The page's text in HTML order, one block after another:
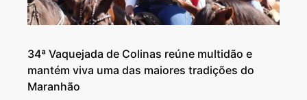
34ª Vaquejada de Colinas reúne multidão e
mantém viva uma das maiores tradições do
Maranhão